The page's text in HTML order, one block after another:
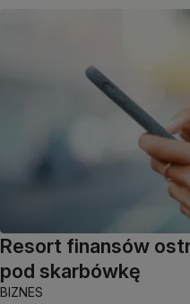
Resort finansów
pod skarbówkę
BIZNES